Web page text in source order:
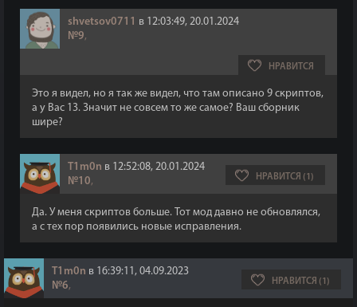
shvetsov0711 в 12:03:49, 20.01.2024
№9,
НРАВИТСЯ
Это я видел, но я так же видел, что там описано 9 скриптов,
а у Вас 13. Значит не совсем то же самое? Ваш сборник
шире?
T1m0n в 12:52:08, 20.01.2024
№10, НРАВИТСЯ (1)
Да. У меня скриптов больше. Тот мод давно не обновлялся,
а с тех пор появились новые исправления.
T1m0n в 16:39:11, 04.09.2023
№6, НРАВИТСЯ (1)